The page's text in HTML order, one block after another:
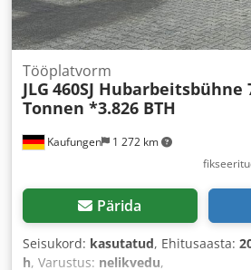
Kaufungen 1 272 km
Tööplatvorm
JLG 460SJ Hubarbeitsbühne
Tonnen *3.826 BTH
Pärida
Seisukord: kasutatud, Ehitusaasta:
h, Varustus: nelikvedu,